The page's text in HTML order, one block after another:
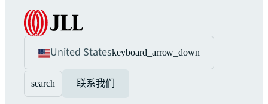
United Stateskeyboard_arrow_down
search 联系我们